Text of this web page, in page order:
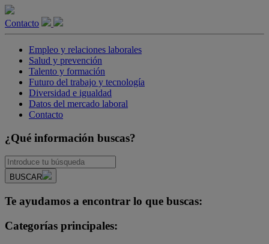
Contacto
Empleo y relaciones laborales
Salud y prevención
Talento y formación
Futuro del trabajo y tecnología
Diversidad e igualdad
Datos del mercado laboral
Contacto
¿Qué información buscas?
BUSCAR
Te ayudamos a encontrar lo que buscas:
Categorías principales: